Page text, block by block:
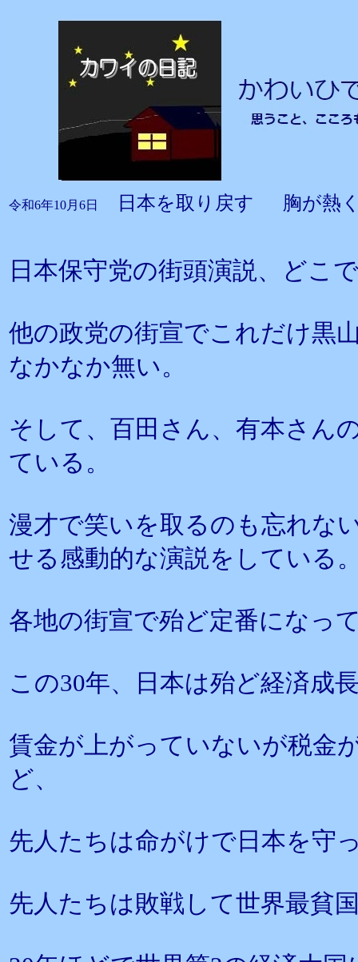
令和6年10月6日 日本を取り戻す 胸が熱
日本保守党の街頭演説、どこ
他の政党の街宣でこれだけ黒
なかなか無い。
そして、百田さん、有本さん
ている。
漫才で笑いを取るのも忘れな
せる感動的な演説をしている
各地の街宣で殆ど定番になっ
この30年、日本は殆ど経済成
賃金が上がっていないが税金
ど、
先人たちは命がけで日本を守
先人たちは敗戦して世界最貧